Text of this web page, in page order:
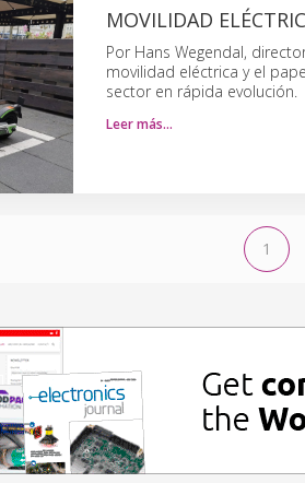
MOVILIDAD
Por Hans Wegendal,
movilidad eléctrica y el
sector en rápida evolución.
Leer más…
1